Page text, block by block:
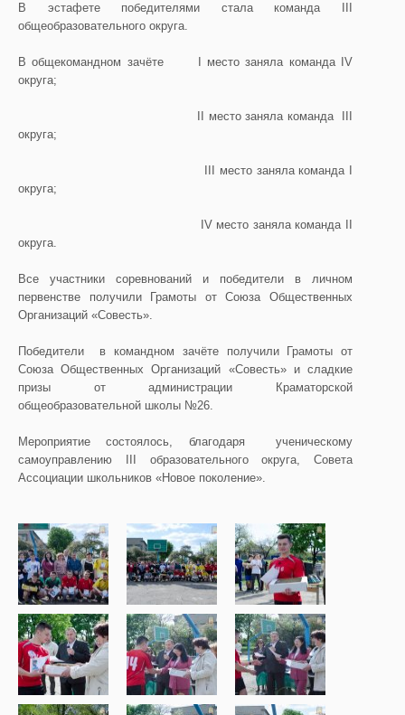
В эстафете победителями стала команда ІІІ
общеобразовательного округа.
В общекомандном зачёте I место заняла команда IV
округа;
ІІ место заняла команда ІІІ
округа;
ІІІ место заняла команда І
округа;
ІV место заняла команда ІІ
округа.
Все участники соревнований и победители в личном
первенстве получили Грамоты от Союза Общественных
Организаций «Совесть».
Победители в командном зачёте получили Грамоты от
Союза Общественных Организаций «Совесть» и сладкие
призы от администрации Краматорской
общеобразовательной школы №26.
Мероприятие состоялось, благодаря ученическому
самоуправлению ІІІ образовательного округа, Совета
Ассоциации школьников «Новое поколение».